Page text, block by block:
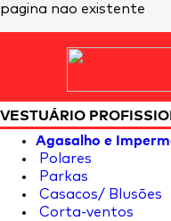
pagina nao existente
VESTUÁRIO
Agasalho e
Polares
Parkas
Casacos/ Blusões
Corta-ventos